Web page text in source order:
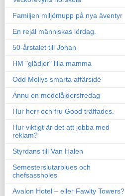
Familjen miljömupp på nya äventyr
En rejäl människas lördag.
50-årstalet till Johan
HM "glädjer" lilla mamma
Odd Mollys smarta affärsidé
Ännu en medelåldersfredag
Hur herr och fru Good träffades.
Hur viktigt är det att jobba med
reklam?
Styrdans till Van Halen
Semesterslutarblues och
chefsassholes
Avalon Hotel – eller Fawlty Towers?